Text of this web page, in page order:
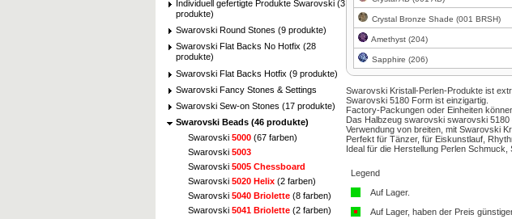
Individuell gefertigte Produkte Swarovski (3
produkte)
Swarovski Round Stones (9 produkte)
Swarovski Flat Backs No Hotfix (28
produkte)
Swarovski Flat Backs Hotfix (9 produkte)
Swarovski Fancy Stones & Settings
Swarovski Sew-on Stones (17 produkte)
Swarovski Beads (46 produkte)
Swarovski 5000 (67 farben)
Swarovski 5003
Swarovski 5005 Chessboard
Swarovski 5020 Helix (2 farben)
Swarovski 5040 Briolette (8 farben)
Swarovski 5041 Briolette (2 farben)
Crystal Bronze Shade (001 BRSH)
Amethyst (204)
Sapphire (206)
Swarovski Kristall-Perlen-Produkte ist
Swarovski 5180 Form ist einzigartig.
Factory-Packungen oder Einheiten
Das Halbzeug swarovski swarovski 5180
Verwendung von breiten, mit Swarovski
Perfekt für Tänzer, für Eiskunstlauf,
Ideal für die Herstellung Perlen
Legend
Auf Lager.
Auf Lager, haben der Preis